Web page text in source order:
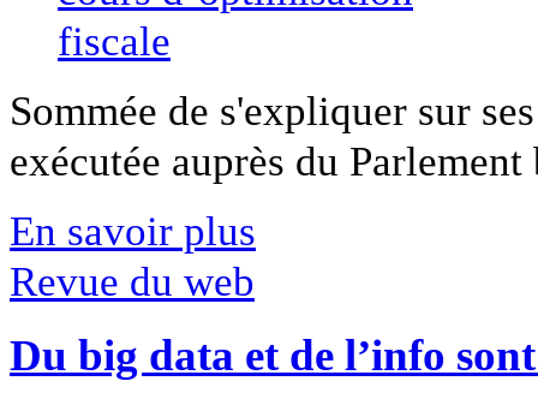
Sommée de s'expliquer sur
exécutée auprès du
En savoir plus
Revue du web
Du big data et de l’info